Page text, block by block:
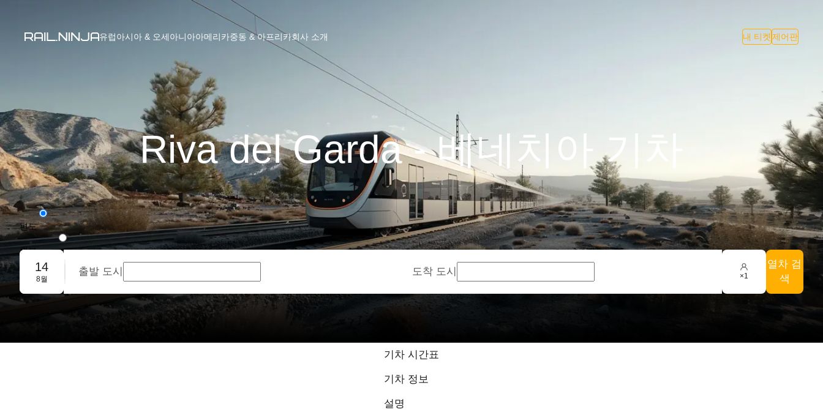
유럽아시아 & 오세아니아아메리카중동 & 아프리카회사 소개 내 티켓 제어판
Riva del Garda - 베네치아 기차
편도
왕복
단체 예약
14
8월
출발 도시 도착 도시 ×1
열차 검
색
기차 시간표
기차 정보
설명